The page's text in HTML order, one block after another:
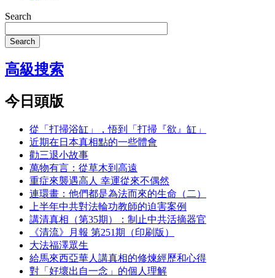
Search
Search
高級搜索
今日頭版
從「打掃浴缸」，悟到「打掃『欲』缸」
近期在日本真相點的一些體會
勸三退小故事
萬物有言：從草木到高遠
重症來襲遇高人 幸運從來不偶然
連環畫：他們都是為法而來的生命（二）
上半年中共對法輪功教師的迫害案例
講清真相（第35期）：制止中共活摘器官
《清流》月報 第251期（印刷版）
大法福澤眾生
給馬來西亞華人講真相的修煉經歷和心得
對「好壞出自一念」的個人理解